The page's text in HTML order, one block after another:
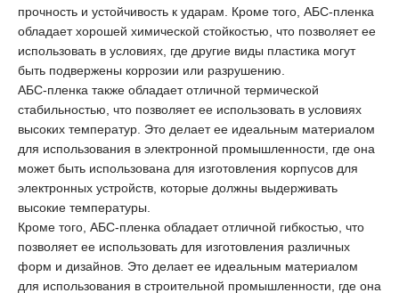
прочность и устойчивость к ударам. Кроме того, АБС-пленка
обладает хорошей химической стойкостью, что позволяет ее
использовать в условиях, где другие виды пластика могут
быть подвержены коррозии или разрушению.
АБС-пленка также обладает отличной термической
стабильностью, что позволяет ее использовать в условиях
высоких температур. Это делает ее идеальным материалом
для использования в электронной промышленности, где она
может быть использована для изготовления корпусов для
электронных устройств, которые должны выдерживать
высокие температуры.
Кроме того, АБС-пленка обладает отличной гибкостью, что
позволяет ее использовать для изготовления различных
форм и дизайнов. Это делает ее идеальным материалом
для использования в строительной промышленности, где она